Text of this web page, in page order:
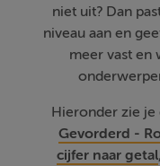
niet uit? Dan
niveau aan en
meer vast en
Hieronder zie
Gevorderd -
cijfer naar getal